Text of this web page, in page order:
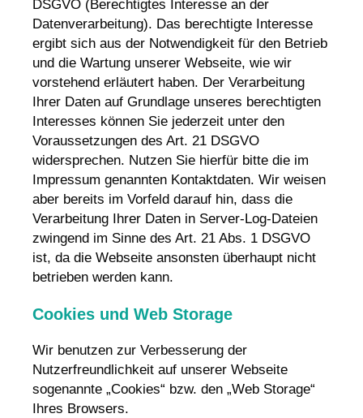
DSGVO (Berechtigtes Interesse an der
Datenverarbeitung). Das berechtigte Interesse
ergibt sich aus der Notwendigkeit für den Betrieb
und die Wartung unserer Webseite, wie wir
vorstehend erläutert haben. Der Verarbeitung
Ihrer Daten auf Grundlage unseres berechtigten
Interesses können Sie jederzeit unter den
Voraussetzungen des Art. 21 DSGVO
widersprechen. Nutzen Sie hierfür bitte die im
Impressum genannten Kontaktdaten. Wir weisen
aber bereits im Vorfeld darauf hin, dass die
Verarbeitung Ihrer Daten in Server-Log-Dateien
zwingend im Sinne des Art. 21 Abs. 1 DSGVO
ist, da die Webseite ansonsten überhaupt nicht
betrieben werden kann.
Cookies und Web Storage
Wir benutzen zur Verbesserung der
Nutzerfreundlichkeit auf unserer Webseite
sogenannte „Cookies“ bzw. den „Web Storage“
Ihres Browsers.